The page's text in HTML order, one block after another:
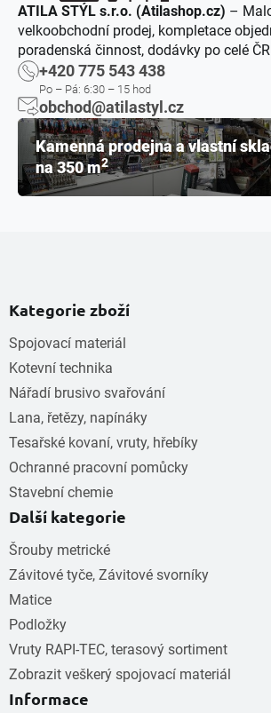
ATILA STÝL s.r.o. (Atilashop.cz) –
velkoobchodní prodej, kompletace
poradenská činnost, dodávky po celé
+420 775 543 438
Po – Pá: 6:30 – 15 hod
obchod@atilastyl.cz
Kamenná prodejna a vlastní
na 350 m2
Kategorie zboží
Spojovací materiál
Kotevní technika
Nářadí brusivo svařování
Lana, řetězy, napínáky
Tesařské kovaní, vruty, hřebíky
Ochranné pracovní pomůcky
Stavební chemie
Další kategorie
Šrouby metrické
Závitové tyče, Závitové svorníky
Matice
Podložky
Vruty RAPI-TEC, terasový sortiment
Zobrazit veškerý spojovací materiál
Informace